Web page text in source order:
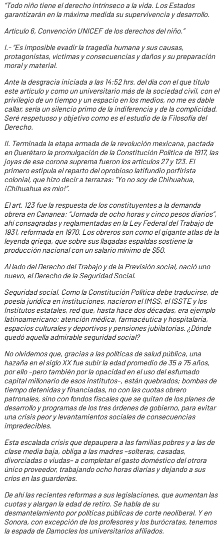
“Todo niño tiene el derecho intrínseco a la vida. Los Estados
garantizarán en la máxima medida su supervivencia y desarrollo.
Artículo 6, Convención UNICEF de los derechos del niño.”
I.- “Es imposible evadir la tragedia humana y sus causas,
protagonistas, víctimas y consecuencias y daños y su preparación
moral y material.
Ante la desgracia iniciada a las 14:52 hrs. del día con el que titulo
este artículo y como un universitario más de la sociedad civil, con el
privilegio de un tiempo y un espacio en los medios, no me es dable
callar, sería un silencio primo de la indiferencia y de la complicidad.
Seré respetuoso y objetivo como es el estudio de la Filosofía del
Derecho.
II. Terminada la etapa armada de la revolución mexicana, pactada
en Querétaro la promulgación de la Constitución Política de 1917, las
joyas de esa corona suprema fueron los artículos 27 y 123. El
primero estipula el reparto del oprobioso latifundio porfirista
colonial, que hizo decir a terrazas: “Yo no soy de Chihuahua,
¡Chihuahua es mío!”.
El art. 123 fue la respuesta de los constituyentes a la demanda
obrera en Cananea: “Jornada de ocho horas y cinco pesos diarios”,
ahí consagradas y reglamentadas en la Ley Federal del Trabajo de
1931, reformada en 1970. Los obreros son como el gigante atlas de la
leyenda griega, que sobre sus llagadas espaldas sostiene la
producción nacional con un salario mínimo de $50.
Al lado del Derecho del Trabajo y de la Previsión social, nació uno
nuevo, el Derecho de la Seguridad Social.
Seguridad social. Como la Constitución Política debe traducirse, de
poesía jurídica en instituciones, nacieron el IMSS, el ISSTE y los
Institutos estatales, red que, hasta hace dos décadas, era ejemplo
latinoamericano: atención médica, farmacéutica y hospitalaria,
espacios culturales y deportivos y pensiones jubilatorias. ¿Dónde
quedó aquella admirable seguridad social?
No olvidemos que, gracias a las políticas de salud pública, una
hazaña en el siglo XX fue subir la edad promedio de 35 a 75 años,
por ello –pero también por la opacidad en el uso del esfumado
capital millonario de esos institutos–, están quebrados; bombas de
tiempo detenidas y financiadas, no con las cuotas obrero
patronales, sino con fondos fiscales que se quitan de los planes de
desarrollo y programas de los tres órdenes de gobierno, para evitar
una crisis peor y levantamientos sociales de consecuencias
impredecibles.
Esta escalada crisis que depaupera a las familias pobres y a las de
clase media baja, obliga a las madres –solteras, casadas,
divorciadas o viudas– a completar el gasto doméstico del otrora
único proveedor, trabajando ocho horas diarias y dejando a sus
críos en las guarderías.
De ahí las recientes reformas a sus legislaciones, que aumentan las
cuotas y alargan la edad de retiro. Se habla de su
desmantelamiento por políticas públicas de corte neoliberal. Y en
Sonora, con excepción de los profesores y los burócratas, tenemos
la espada de Damocles los universitarios afiliados.